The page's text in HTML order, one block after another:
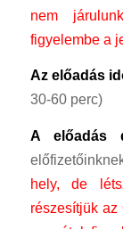
nem
figyelembe a
Az előadás
30-60 perc)
A előadás
hely, de
részesítjük az